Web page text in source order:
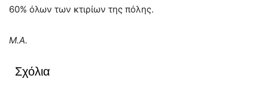
60% όλων των κτιρίων της πόλης.
Μ.Α.
Σχόλια